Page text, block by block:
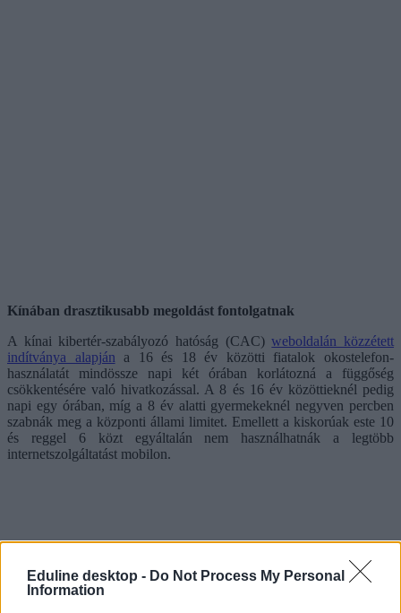
Eduline desktop - Do Not Process My Personal
Information
Kínában drasztikusabb megoldást fontolgatnak
A kínai kibertér-szabályozó hatóság (CAC)weboldalán közzétett
indítványa alapján a 16 és 18 év közötti fiatalok okostelefon-
használatát mindössze napi két órában korlátozná a függőség
csökkentésére való hivatkozással. A 8 és 16 év közöttieknél pedig
napi egy órában, míg a 8 év alatti gyermekeknél negyven percben
szabnák meg a központi állami limitet. Emellett a kiskorúak este 10
és reggel 6 közt egyáltalán nem használhatnák a legtöbb
internetszolgáltatást mobilon.